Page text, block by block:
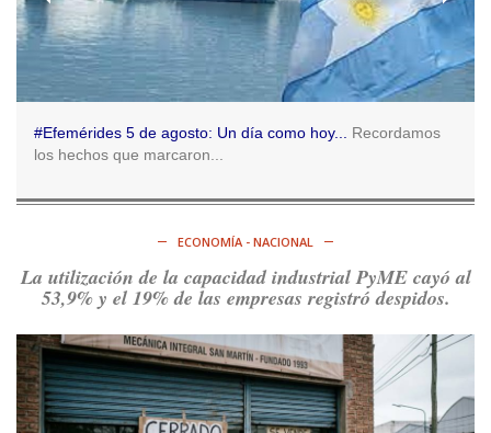
Consenso Patagónico
@consensopatagon
5d
RT @caortega64:https://t.co/q6PsJKqeuz
Consenso Patagónico
derechos y por su organización. Hoy lo vuelven a intentar.
Ver en X
Consenso Patagónico
@consensopatagon
RT@caortega64: A#50AñosDelGolpe, la memoria es
presente y es futuro.https://t.co/uhRcKnCCc5
#Efemérides 5 de agosto: Un día como hoy... Recordamos
los hechos que marcaron...
ECONOMÍA - NACIONAL
La utilización de la capacidad industrial PyME cayó al
53,9% y el 19% de las empresas registró despidos.